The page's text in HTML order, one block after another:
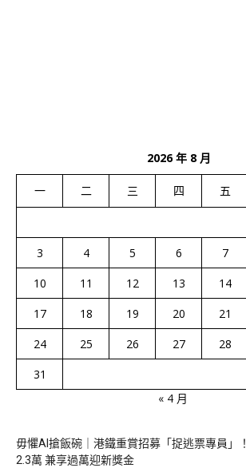
2026 年 8 月
一 二 三 四 五
3
4 5 6 7
10
11 12 13 14
17
18 19 20 21
24
25 26 27 28
31
« 4 月
毋懼AI搶飯碗｜港鐵重賞招募「捉逃票專員」
2.3萬 兼享過萬迎新獎金